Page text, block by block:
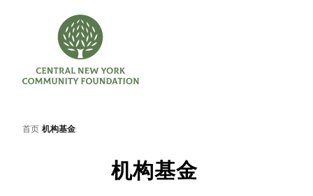
首页 机构基金
机构基金